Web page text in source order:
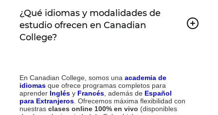
¿Qué idiomas y modalidades de
estudio ofrecen en Canadian
College?
En Canadian College, somos una academia de
idiomas que ofrece programas completos para
aprender Inglés y Francés , además de Español
para Extranjeros . Ofrecemos máxima flexibilidad con
nuestras clases online 100% en vivo (disponibles